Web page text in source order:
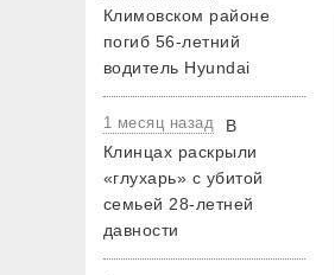
Климовском районе
погиб 56-летний
водитель Hyundai
1 месяц назад
В
Клинцах раскрыли
«глухарь» с убитой
семьей 28-летней
давности